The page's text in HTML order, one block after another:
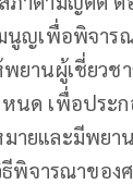
นูญเพื่อพิจาร
ยานผู้เชี่ยวช
นด เพื่อประ
ยและมีพยาน
พิจารณาของ